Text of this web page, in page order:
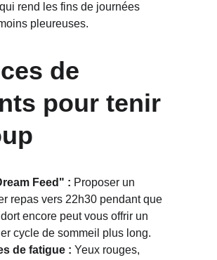
rend les fins de journées
pleureuses.
de
pour tenir
Feed" : Proposer un
repas vers 22h30 pendant que
encore peut vous offrir un
cycle de sommeil plus long.
de fatigue : Yeux rouges,